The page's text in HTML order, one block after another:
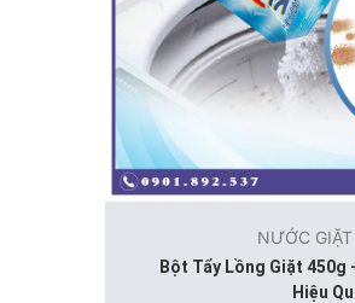
NƯỚC
Bột Tẩy Lồng Giặt 450g
Hiệu